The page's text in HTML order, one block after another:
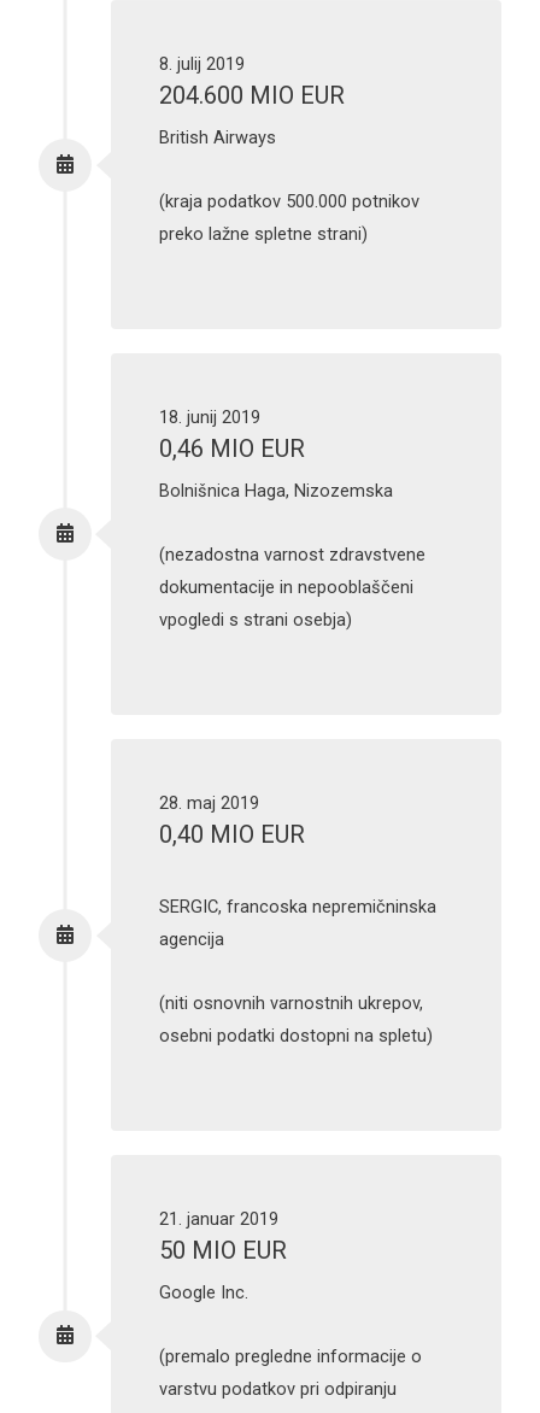
8. julij 2019
204.600 MIO EUR
British Airways
(kraja podatkov 500.000 potnikov
preko lažne spletne strani)
18. junij 2019
0,46 MIO EUR
Bolnišnica Haga, Nizozemska
(nezadostna varnost zdravstvene
dokumentacije in nepooblaščeni
vpogledi s strani osebja)
28. maj 2019
0,40 MIO EUR
SERGIC, francoska nepremičninska
agencija
(niti osnovnih varnostnih ukrepov,
osebni podatki dostopni na spletu)
21. januar 2019
50 MIO EUR
Google Inc.
(premalo pregledne informacije o
varstvu podatkov pri odpiranju